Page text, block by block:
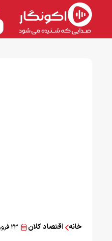
خانه اقتصاد کلان ۲۳ فروردین ۱۴۰۵